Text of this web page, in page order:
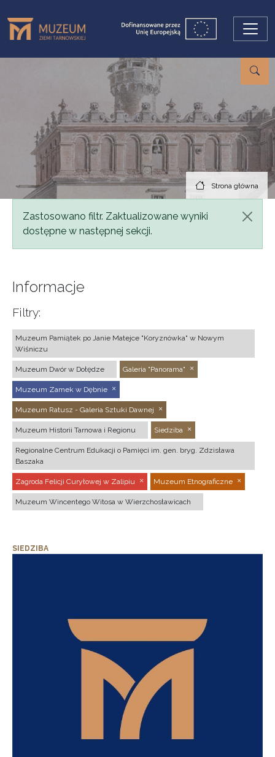
Strona główna
Komunikat
Zastosowano filtr. Zaktualizowane wyniki
dostępne w następnej sekcji.
Informacje
Filtry:
Muzeum Pamiątek po Janie Matejce "Koryznówka" w Nowym
Wiśniczu
Muzeum Dwór w Dołędze Galeria "Panorama"
Muzeum Zamek w Dębnie
Muzeum Ratusz - Galeria Sztuki Dawnej
Muzeum Historii Tarnowa i Regionu Siedziba
Regionalne Centrum Edukacji o Pamięci im. gen. bryg. Zdzisława
Baszaka
Zagroda Felicji Curyłowej w Zalipiu Muzeum Etnograficzne
Muzeum Wincentego Witosa w Wierzchosławicach
SIEDZIBA